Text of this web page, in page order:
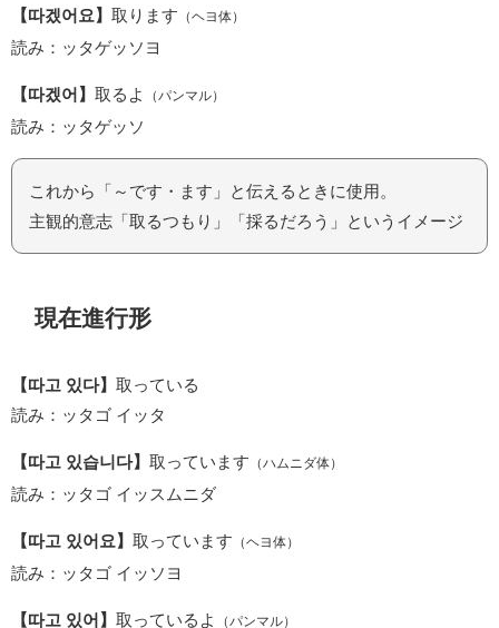
【따겠어요】 取ります （ヘヨ体）
読み：ッタゲッソヨ
【따겠어】 取るよ （パンマル）
読み：ッタゲッソ
これから「～です・ます」と伝えるときに使用。
主観的意志「取るつもり」「採るだろう」というイメージ
現在進行形
【따고 있다】 取っている
読み：ッタゴ イッタ
【따고 있습니다】 取っています （ハムニダ体）
読み：ッタゴ イッスムニダ
【따고 있어요】 取っています （ヘヨ体）
読み：ッタゴ イッソヨ
【따고 있어】 取っているよ （パンマル）